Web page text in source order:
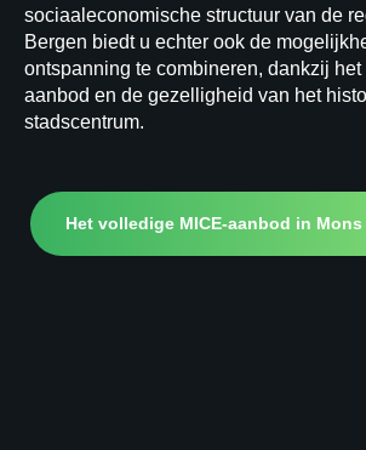
sociaaleconomische structuur van de
Bergen biedt u echter ook de
ontspanning te combineren, dankzij
aanbod en de gezelligheid van het
stadscentrum.
Het volledige MICE-aanbod in Mons